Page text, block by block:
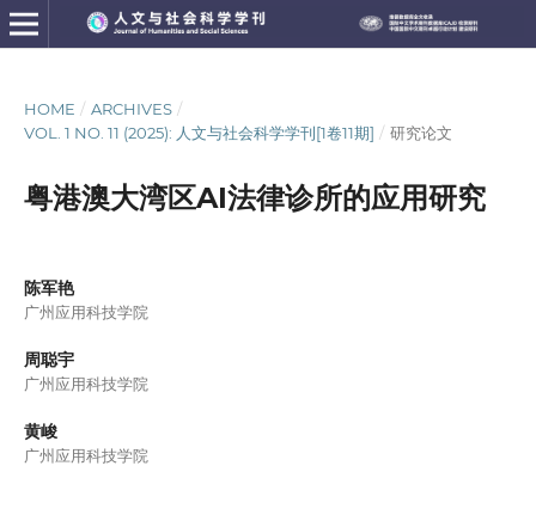
HOME / ARCHIVES /
VOL. 1 NO. 11 (2025): 人文与社会科学学刊[1卷11期] / 研究论文
粤港澳大湾区AI法律诊所的应用研究
陈军艳
广州应用科技学院
周聪宇
广州应用科技学院
黄峻
广州应用科技学院